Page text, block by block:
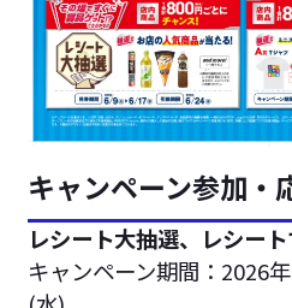
キャンペーン参加・
レシート大抽選、レシー
キャンペーン期間：2026